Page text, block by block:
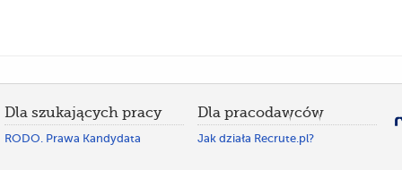
Dla szukających pracy
RODO. Prawa Kandydata
Dla pracodawców
Jak działa Recrute.pl?